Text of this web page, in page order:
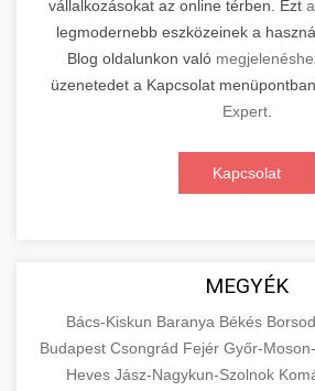
vállalkozásokat az online térben. Ezt
legmodernebb eszközeinek a
Blog oldalunkon való
üzenetedet a Kapcsolat menüpontban.
Expert.
Kapcsolat
MEGYÉK
Bács-Kiskun Baranya Békés
Budapest Csongrád Fejér Győr-
Heves Jász-Nagykun-Szolnok